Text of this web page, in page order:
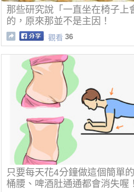
那些研究說「一直坐在椅子上
的，原來那並不是主因！
觀看 36
只要每天花4分鐘做這個簡單
桶腰、啤酒肚通通都會消失喔